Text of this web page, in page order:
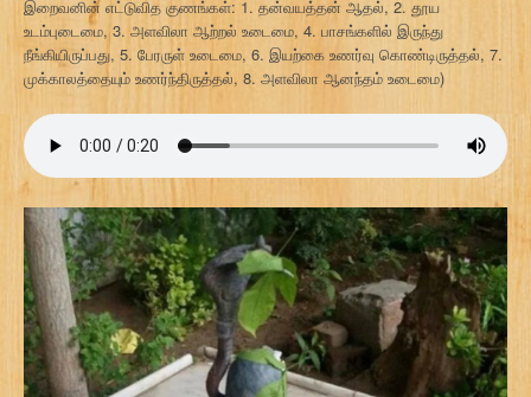
இறைவனின் எட்டுவித குணங்கள்: 1. தன்வயத்தன் ஆதல், 2. தூய
உடம்புடைமை, 3. அளவிலா ஆற்றல் உடைமை, 4. பாசங்களில் இருந்து
நீங்கியிருப்பது, 5. பேரருள் உடைமை, 6. இயற்கை உணர்வு கொண்டிருத்தல், 7.
முக்காலத்தையும் உணர்ந்திருத்தல், 8. அளவிலா ஆனந்தம் உடைமை)